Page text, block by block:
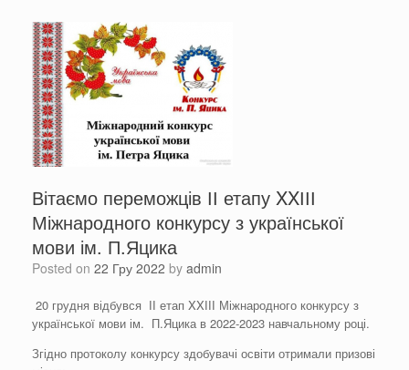
Вітаємо переможців ІІ етапу XXІІІ
Міжнародного конкурсу з української
мови ім. П.Яцика
Posted on 22 Гру 2022 by admin
20 грудня відбувся ІІ етап XXІІІ Міжнародного конкурсу з
української мови ім. П.Яцика в 2022-2023 навчальному році.
Згідно протоколу конкурсу здобувачі освіти отримали призові